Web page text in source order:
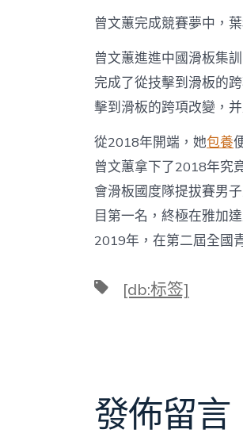
曾文蕙完成競賽夢中，
曾文蕙進進中國滑板集
完成了從技擊到滑板的
擊到滑板的跨項改變，
從2018年開端，她包養
曾文蕙拿下了2018年究
會滑板國度隊提拔賽男
目第一名，終極在雅加
2019年，在第二屆全國
標 [db:标签]
發佈留言